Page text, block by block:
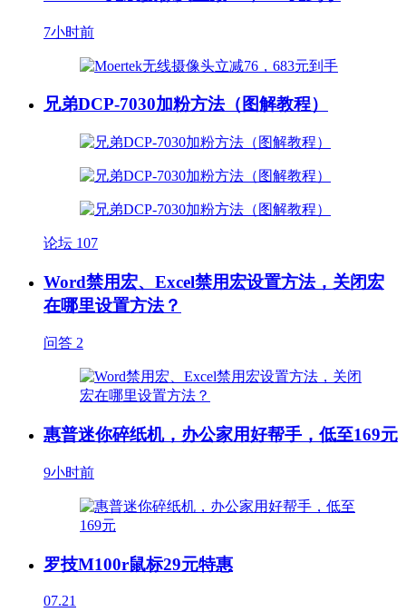
7小时前
兄弟DCP-7030加粉方法（图解教程）
论坛 107
Word禁用宏、Excel禁用宏设置方法，关闭宏
在哪里设置方法？
问答 2
惠普迷你碎纸机，办公家用好帮手，低至169元
9小时前
罗技M100r鼠标29元特惠
07.21